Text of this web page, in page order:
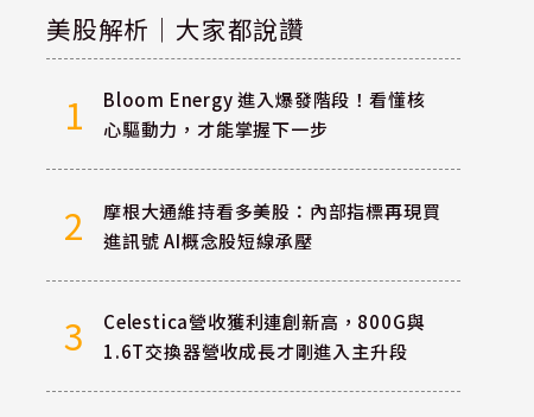
美股解析｜大家都說讚
1
Bloom Energy 進入爆發階段！看懂核
心驅動力，才能掌握下一步
2
摩根大通維持看多美股：內部指標再現買
進訊號 AI概念股短線承壓
3
Celestica營收獲利連創新高，800G與
1.6T交換器營收成長才剛進入主升段